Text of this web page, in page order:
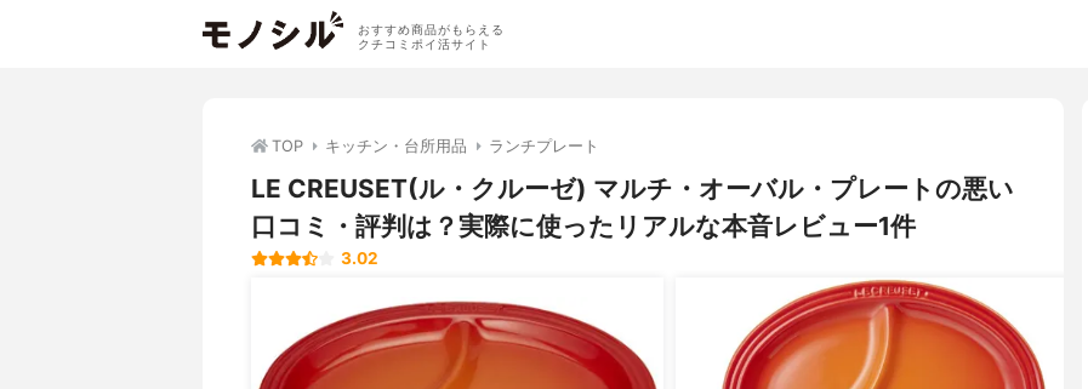
おすすめ商品がもらえる
クチコミポイ活サイト
TOP キッチン・台所用品 ランチプレート
LE CREUSET(ル・クルーゼ) マルチ・オーバル・プレートの悪い
口コミ・評判は？実際に使ったリアルな本音レビュー1件
3.02